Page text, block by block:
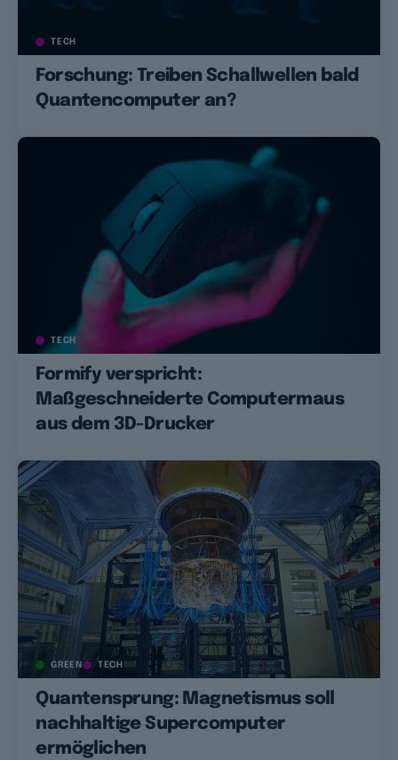
TECH
Forschung: Treiben Schallwellen bald
Quantencomputer an?
TECH
Formify verspricht:
Maßgeschneiderte Computermaus
aus dem 3D-Drucker
GREEN TECH
Quantensprung: Magnetismus soll
nachhaltige Supercomputer
ermöglichen